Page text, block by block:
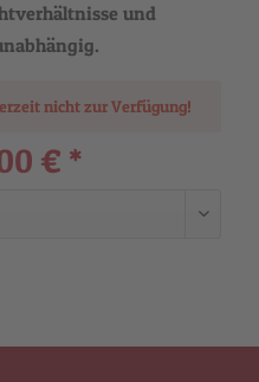
und
nicht zur Verfügung!
€ *